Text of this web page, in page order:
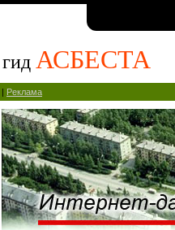
АСБЕСТА
| Реклама